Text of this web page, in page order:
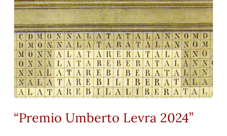
“Premio Umberto Levra 2024”